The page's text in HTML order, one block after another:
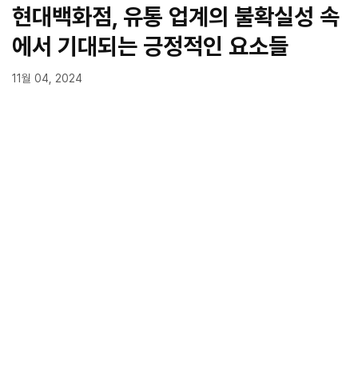
현대백화점, 유통 업계의 불확실성 속
에서 기대되는 긍정적인 요소들
11월 04, 2024